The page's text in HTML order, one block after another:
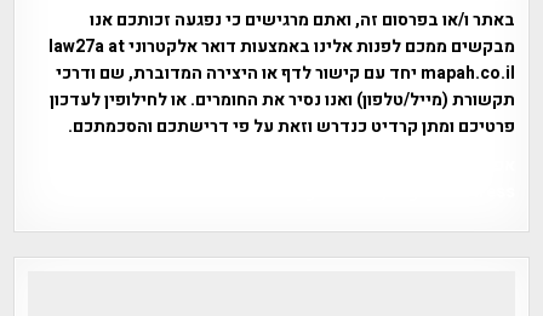
באתר ו/או בפרסום זה, ואתם מרגישים כי נפגעה זכותכם אנו
מבקשים ממכם לפנות אלינו באמצעות דואר אלקטרוני law27a at
mapah.co.il יחד עם קישור לדף או היצירה המדוברת, שם ודרכי
תקשורת (מייל/טלפון) ואנו נסיר את החומרים. או לחילופין לעדכון
פרטיכם ומתן קרדיט כנדרש וזאת על פי דרישתכם והסכמתכם.